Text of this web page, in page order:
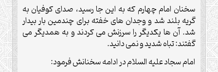
سخنان امام چهارم که به این جا رسید، صدای کوفیان به
گریه بلند شد و وجدان های خفته برای چندمین بار بیدار
شد. آن ها یکدیگر را سرزنش می کردند و به همدیگر می
گفتند: تباه شدید و نمی دانید.
امام سجاد علیه السلام در ادامه سخنانش فرمود: